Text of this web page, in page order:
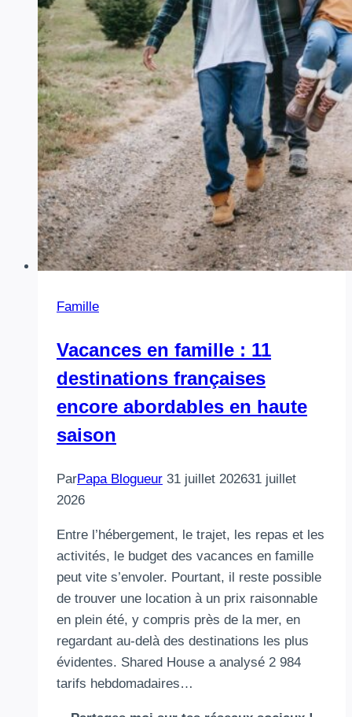
peut
transformer
le
quotidien
Famille
Vacances en famille : 11
destinations françaises
encore abordables en haute
saison
ParPapa Blogueur 31 juillet 202631 juillet
2026
Entre l’hébergement, le trajet, les repas et les
activités, le budget des vacances en famille
peut vite s’envoler. Pourtant, il reste possible
de trouver une location à un prix raisonnable
en plein été, y compris près de la mer, en
regardant au-delà des destinations les plus
évidentes. Shared House a analysé 2 984
tarifs hebdomadaires…